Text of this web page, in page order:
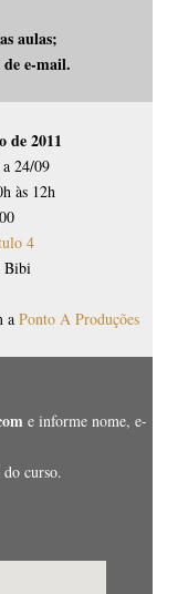
aulas;
e-mail.
de 2011
24/09
às 12h
4
Bibi
a Ponto A Produções
e informe nome, e-
curso.